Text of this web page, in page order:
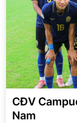
CĐV
Nam